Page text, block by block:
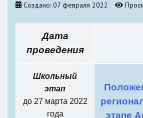
Создано: 07 февраля 2022
Дата
проведения
Школьный
этап
до 27 марта 2022
года
этапе